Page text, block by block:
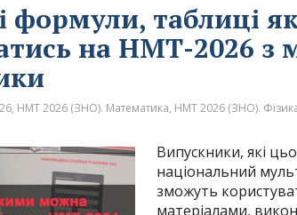
формули, таблиці
на НМТ-2026 з
, НМТ 2026 (ЗНО). Математика, НМТ 2026 (ЗНО).
Випускники, які
національний
зможуть
матеріалами,